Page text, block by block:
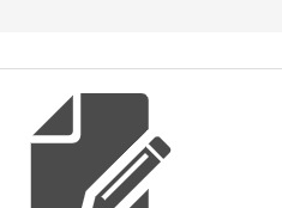
事業保険
防災グッズ販売